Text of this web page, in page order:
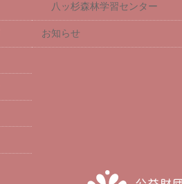
八ッ杉森林学習センター
お知らせ